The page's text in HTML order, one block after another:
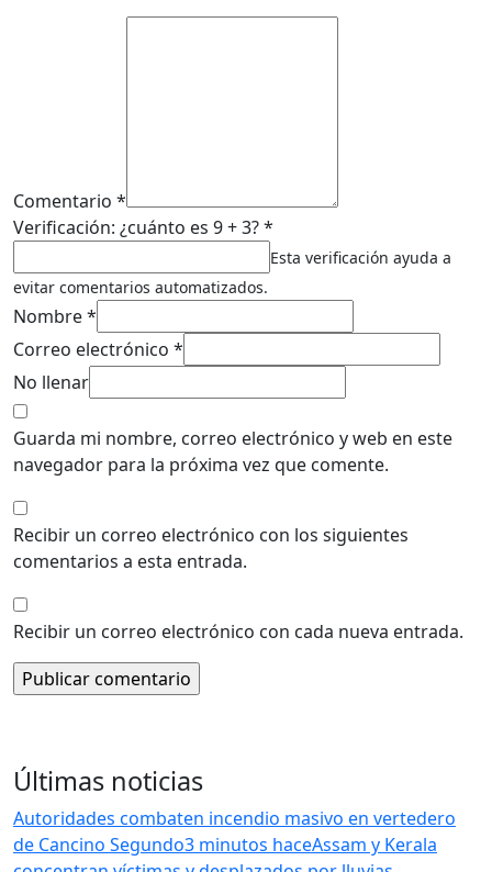
Comentario *
Verificación: ¿cuánto es 9 + 3? *
Esta verificación ayuda a
evitar comentarios automatizados.
Nombre *
Correo electrónico *
No llenar
Guarda mi nombre, correo electrónico y web en este
navegador para la próxima vez que comente.
Recibir un correo electrónico con los siguientes
comentarios a esta entrada.
Recibir un correo electrónico con cada nueva entrada.
Últimas noticias
Autoridades combaten incendio masivo en vertedero
de Cancino Segundo3 minutos haceAssam y Kerala